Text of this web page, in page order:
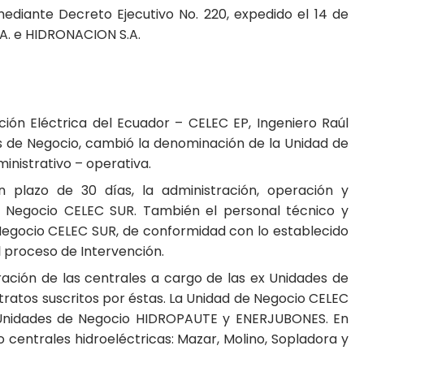
Decreto Ejecutivo No. 220, expedido el 14 de
HIDRONACION S.A.
Eléctrica del Ecuador – CELEC EP, Ingeniero Raúl
Negocio, cambió la denominación de la Unidad de
– operativa.
plazo de 30 días, la administración, operación y
CELEC SUR. También el personal técnico y
CELEC SUR, de conformidad con lo establecido
de Intervención.
de las centrales a cargo de las ex Unidades de
suscritos por éstas. La Unidad de Negocio CELEC
de Negocio HIDROPAUTE y ENERJUBONES. En
hidroeléctricas: Mazar, Molino, Sopladora y